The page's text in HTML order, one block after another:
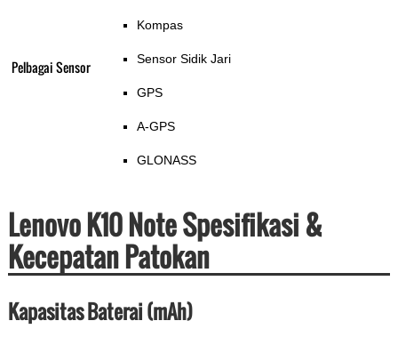
Pelbagai Sensor
Kompas
Sensor Sidik Jari
GPS
A-GPS
GLONASS
Lenovo K10 Note Spesifikasi &
Kecepatan Patokan
Kapasitas Baterai (mAh)